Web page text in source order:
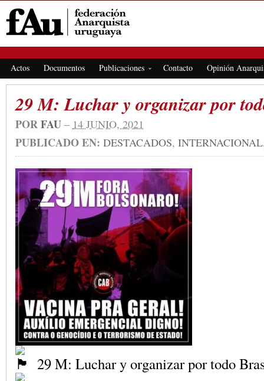
Actos Documentos Publicaciones Contacto Opinión
29 M: Luchar y organizar por
PORFAU – 14 JUNIO, 2021
PUBLICADO EN: DESTACADOS, INTERNACIONAL
29 M: Luchar y organizar por todo